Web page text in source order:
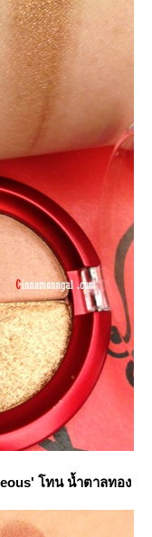
โทน น้ำตาลทอง